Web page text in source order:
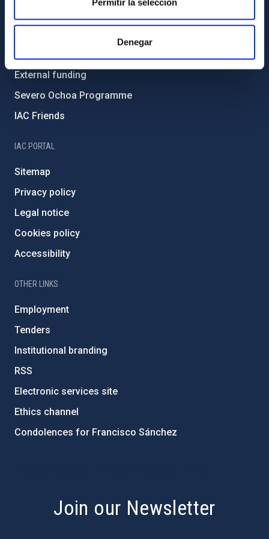
Permitir la selección
Denegar
External funding
Severo Ochoa Programme
IAC Friends
IAC PORTAL
Sitemap
Privacy policy
Legal notice
Cookies policy
Accessibility
OTHER LINKS
Employment
Tenders
Institutional branding
RSS
Electronic services site
Ethics channel
Condolences for Francisco Sánchez
Join our Newsletter